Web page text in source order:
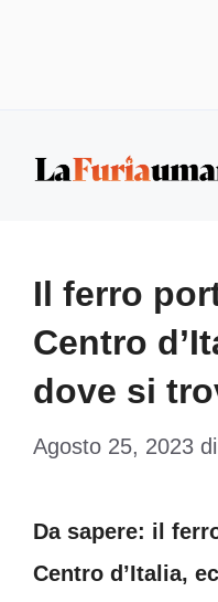
Il ferro
Centro
dove si
Agosto 25, 2023 di
Da sapere: il
Centro d’Italia,